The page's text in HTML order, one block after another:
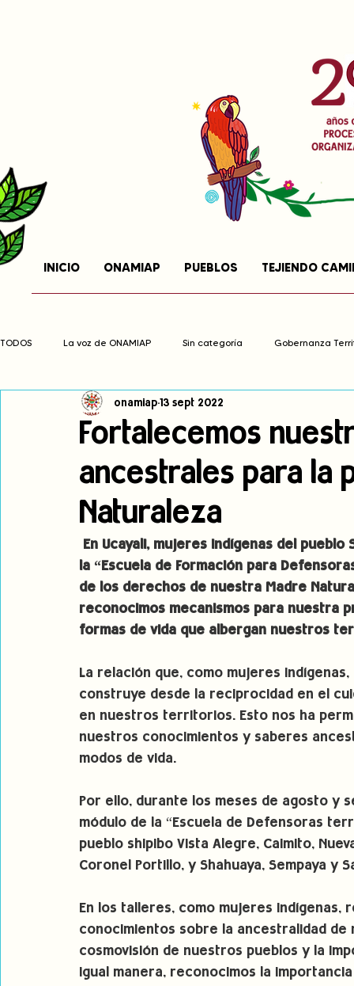
INICIO ONAMIAP PUEBLOS TEJIENDO
TODOS La voz de ONAMIAP Sin categoría Gobernanza
Cambio climático Navegador indígena
Pronunciamientos Observatorio de consulta previa
Fortalecemos
ancestrales para la
Naturaleza
onamiap 13 sept 2022
En Ucayali, mujeres indígenas del
la “Escuela de Formación para
de los derechos de nuestra Madre
reconocimos mecanismos para nuestra
formas de vida que albergan nuestros
La relación que, como mujeres
construye desde la reciprocidad en el
en nuestros territorios. Esto nos ha
nuestros conocimientos y saberes
modos de vida.
Por ello, durante los meses de agosto y
módulo de la “Escuela de Defensoras
pueblo shipibo Vista Alegre, Caimito,
Coronel Portillo, y Shahuaya, Sempaya y
En los talleres, como mujeres
conocimientos sobre la ancestralidad
cosmovisión de nuestros pueblos y la
igual manera, reconocimos la